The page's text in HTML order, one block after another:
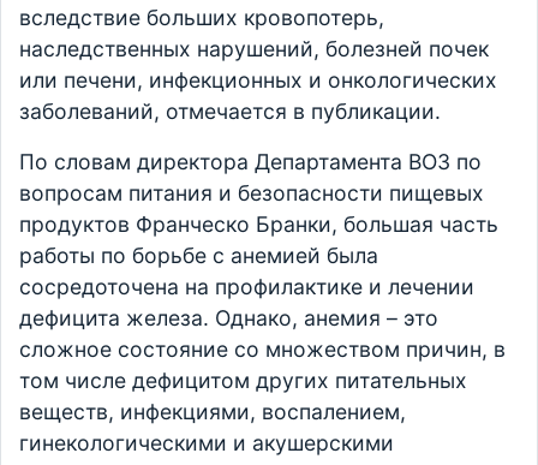
вследствие больших кровопотерь,
наследственных нарушений, болезней почек
или печени, инфекционных и онкологических
заболеваний, отмечается в публикации.
По словам директора Департамента ВОЗ по
вопросам питания и безопасности пищевых
продуктов Франческо Бранки, большая часть
работы по борьбе с анемией была
сосредоточена на профилактике и лечении
дефицита железа. Однако, анемия – это
сложное состояние со множеством причин, в
том числе дефицитом других питательных
веществ, инфекциями, воспалением,
гинекологическими и акушерскими